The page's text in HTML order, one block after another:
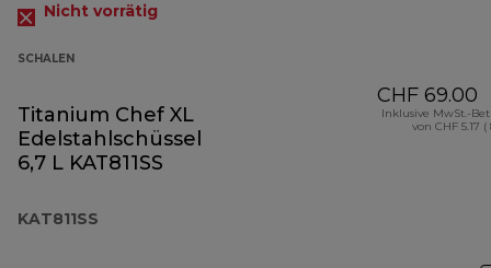
Nicht vorrätig
SCHALEN
Titanium Chef XL
Edelstahlschüssel
6,7 L KAT811SS
KAT811SS
CHF 69.00
Inklusive MwSt.-
von CHF 5.17 (